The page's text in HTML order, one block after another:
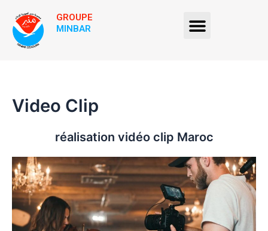
contenu
GROUPE
MINBAR
Menu
Video Clip
réalisation vidéo clip Maroc